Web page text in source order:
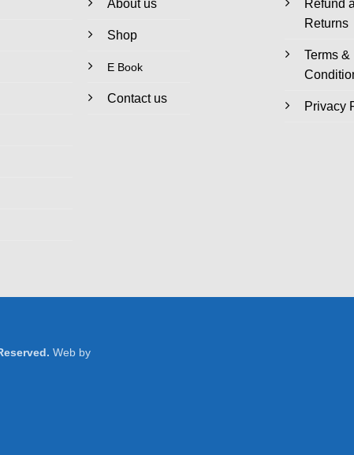
About us
Shop
E Book
Contact us
Refund
Returns
Terms &
Privacy
Web by